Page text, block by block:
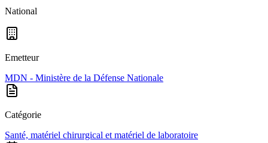
National
Emetteur
MDN - Ministère de la Défense Nationale
Catégorie
Santé, matériel chirurgical et matériel de laboratoire